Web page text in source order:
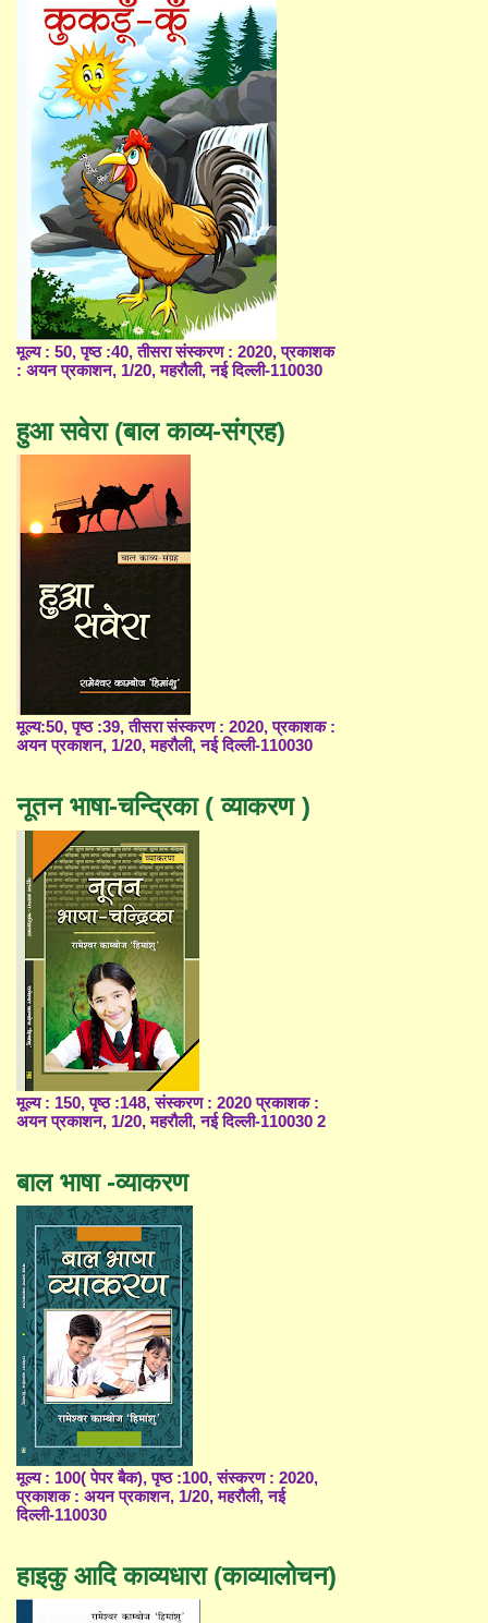
मूल्य : 50, पृष्ठ :40, तीसरा संस्करण : 2020, प्रकाशक
: अयन प्रकाशन, 1/20, महरौली, नई दिल्ली-110030
हुआ सवेरा (बाल काव्य-संग्रह)
मूल्य:50, पृष्ठ :39, तीसरा संस्करण : 2020, प्रकाशक :
अयन प्रकाशन, 1/20, महरौली, नई दिल्ली-110030
नूतन भाषा-चन्द्रिका ( व्याकरण )
मूल्य : 150, पृष्ठ :148, संस्करण : 2020 प्रकाशक :
अयन प्रकाशन, 1/20, महरौली, नई दिल्ली-110030 2
बाल भाषा -व्याकरण
मूल्य : 100( पेपर बैक), पृष्ठ :100, संस्करण : 2020,
प्रकाशक : अयन प्रकाशन, 1/20, महरौली, नई
दिल्ली-110030
हाइकु आदि काव्यधारा (काव्यालोचन)